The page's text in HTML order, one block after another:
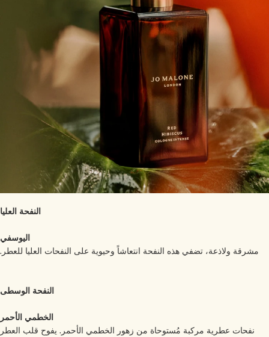
النفحة العليا
اليوسفي
مشرقة ولاذعة، تضفي هذه النفحة انتعاشاً وحيوية على النفحات العليا للعطر.
النفحة الوسطى
الخطمي الأحمر
نفحات عطرية مركبة مُستوحاة من زهور الخطمي الأحمر. يفوح قلب العطر